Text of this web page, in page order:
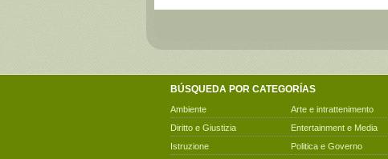
BÚSQUEDA POR CATEGORÍAS
Ambiente
Arte e intrattenimento
Diritto e Giustizia
Entertainment e Media
Istruzione
Politica e Governo